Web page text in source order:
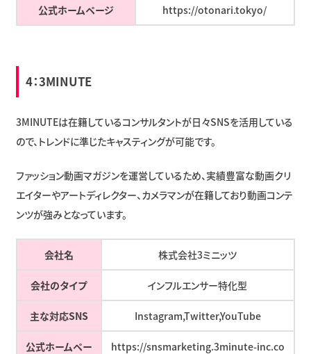
公式ホームページ https://otonari.tokyo/
4：3MINUTE
3MINUTEは在籍しているコンサルタントが日々SNSを活用している
ので、トレンドに準じたキャスティングが可能です。
ファッション動画マガジンを運営しているため、実績豊富な動画クリ
エイターやアートディレクター、カメラマンが在籍しており動画コンテ
ンツが強みとなっています。
会社名 株式会社3ミニッツ
会社のタイプ インフルエンサー特化型
主な対応SNS Instagram,Twitter,YouTube
公式ホームペー
https://snsmarketing.3minute-inc.co